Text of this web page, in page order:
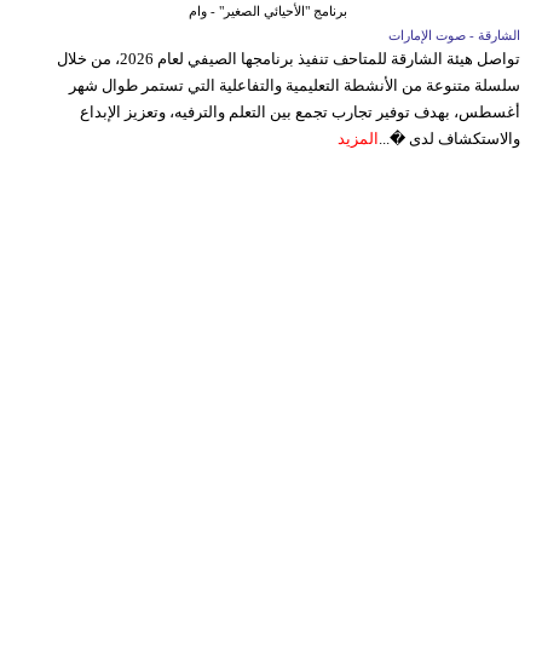
برنامج "الأحيائي الصغير" - وام
الشارقة - صوت الإمارات
تواصل هيئة الشارقة للمتاحف تنفيذ برنامجها الصيفي لعام 2026، من خلال
سلسلة متنوعة من الأنشطة التعليمية والتفاعلية التي تستمر طوال شهر
أغسطس، بهدف توفير تجارب تجمع بين التعلم والترفيه، وتعزيز الإبداع
والاستكشاف لدى �... المزيد